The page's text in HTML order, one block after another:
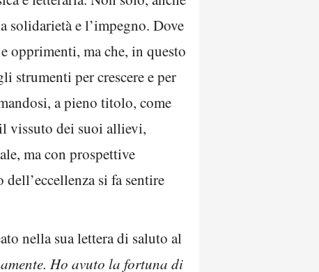
solidarietà e l’impegno. Dove
opprimenti, ma che, in questo
strumenti per crescere e per
a pieno titolo, come
vissuto dei suoi allievi,
ma con prospettive
si fa sentire
nella sua lettera di saluto al
Ho avuto la fortuna di